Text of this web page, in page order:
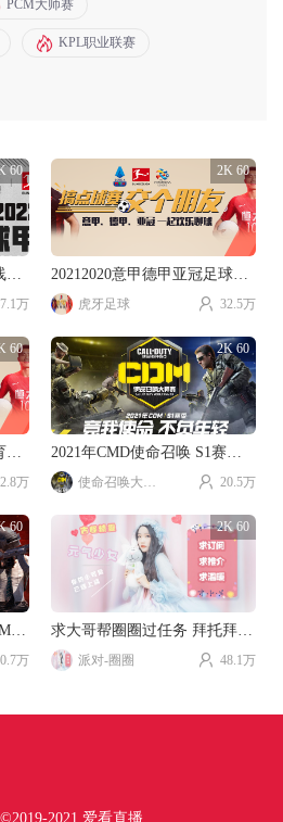
PCM大师赛
KPL职业联赛
60
提供德国足球甲级联赛在线直播
万
2K 60
20212020意甲德甲亚冠足球赛事直播。
虎牙足球 32.5万
60
虎牙足球副台与您分享体育游戏乐趣。
万
2K 60
2021年CMD使命召唤 S1赛季视频直播。
20.5万
60
PGC全球总决赛 决赛！4AM加油！！！
万
2K 60
求大哥帮圈圈过任务 拜托拜托~
派对-圈圈 48.1万
2021 爱看直播